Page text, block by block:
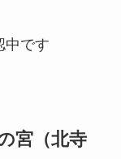
中です
宮（北寺